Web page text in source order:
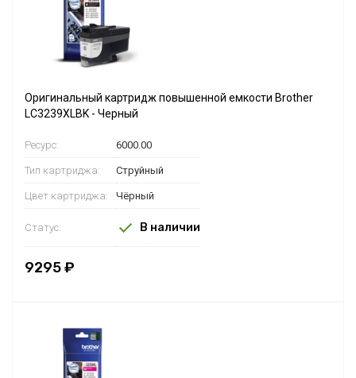
Оригинальный картридж повышенной емкости Brother
LC3239XLBK - Черный
Ресурс: 6000.00
Тип картриджа: Струйный
Цвет картриджа: Чёрный
Статус: В наличии
9295 ₽